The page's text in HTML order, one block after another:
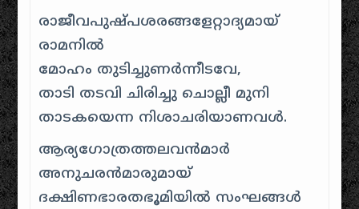
രാജീവപുഷ്പശരങ്ങളേറ്റാദ്യമായ്
രാമനില്‍
മോഹം തുടിച്ചുണര്‍ന്നീടവേ,
താടി തടവി ചിരിച്ചു ചൊല്ലീ മുനി
താടകയെന്ന നിശാചരിയാണവള്‍.
ആര്യഗോത്രത്തലവന്‍മാര്‍
അനുചരന്‍മാരുമായ്
ദക്ഷിണഭാരതഭൂമിയില്‍ സംഘങ്ങള്‍